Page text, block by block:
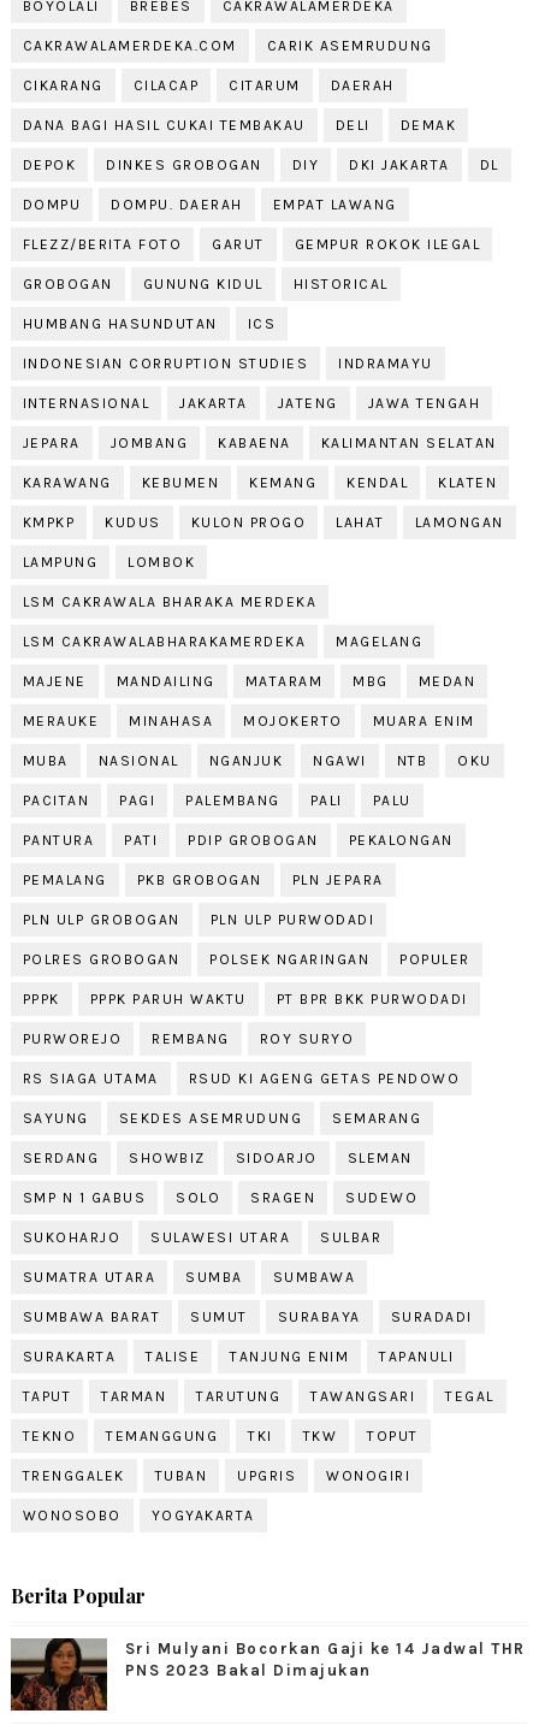
BOYOLALI BREBES CAKRAWALAMERDEKA
CAKRAWALAMERDEKA.COM CARIK ASEMRUDUNG
CIKARANG CILACAP CITARUM DAERAH
DANA BAGI HASIL CUKAI TEMBAKAU DELI DEMAK
DEPOK DINKES GROBOGAN DIY DKI JAKARTA DL
DOMPU DOMPU. DAERAH EMPAT LAWANG
FLEZZ/BERITA FOTO GARUT GEMPUR ROKOK ILEGAL
GROBOGAN GUNUNG KIDUL HISTORICAL
HUMBANG HASUNDUTAN ICS
INDONESIAN CORRUPTION STUDIES INDRAMAYU
INTERNASIONAL JAKARTA JATENG JAWA TENGAH
JEPARA JOMBANG KABAENA KALIMANTAN SELATAN
KARAWANG KEBUMEN KEMANG KENDAL KLATEN
KMPKP KUDUS KULON PROGO LAHAT LAMONGAN
LAMPUNG LOMBOK
LSM CAKRAWALA BHARAKA MERDEKA
LSM CAKRAWALABHARAKAMERDEKA MAGELANG
MAJENE MANDAILING MATARAM MBG MEDAN
MERAUKE MINAHASA MOJOKERTO MUARA ENIM
MUBA NASIONAL NGANJUK NGAWI NTB OKU
PACITAN PAGI PALEMBANG PALI PALU
PANTURA PATI PDIP GROBOGAN PEKALONGAN
PEMALANG PKB GROBOGAN PLN JEPARA
PLN ULP GROBOGAN PLN ULP PURWODADI
POLRES GROBOGAN POLSEK NGARINGAN POPULER
PPPK PPPK PARUH WAKTU PT BPR BKK PURWODADI
PURWOREJO REMBANG ROY SURYO
RS SIAGA UTAMA RSUD KI AGENG GETAS PENDOWO
SAYUNG SEKDES ASEMRUDUNG SEMARANG
SERDANG SHOWBIZ SIDOARJO SLEMAN
SMP N 1 GABUS SOLO SRAGEN SUDEWO
SUKOHARJO SULAWESI UTARA SULBAR
SUMATRA UTARA SUMBA SUMBAWA
SUMBAWA BARAT SUMUT SURABAYA SURADADI
SURAKARTA TALISE TANJUNG ENIM TAPANULI
TAPUT TARMAN TARUTUNG TAWANGSARI TEGAL
TEKNO TEMANGGUNG TKI TKW TOPUT
TRENGGALEK TUBAN UPGRIS WONOGIRI
WONOSOBO YOGYAKARTA
Berita Popular
Sri Mulyani Bocorkan Gaji ke 14 Jadwal THR
PNS 2023 Bakal Dimajukan